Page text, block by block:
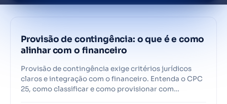
Provisão de contingência: o que é e como
alinhar com o financeiro
Provisão de contingência exige critérios jurídicos
claros e integração com o financeiro. Entenda o CPC
25, como classificar e como provisionar com…